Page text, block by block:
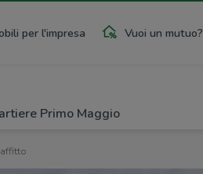
per l'impresa Vuoi un mutuo?
Primo Maggio